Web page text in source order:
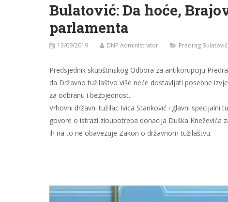
Bulatović: Da hoće,
parlamenta
13/09/2019 DNP Administrator Predrag Bulatović
Predsjednik skupštinskog Odbora za antikorupciju
da Državno tužilaštvo više neće dostavljati posebne
za odbranu i bezbjednost.
Vrhovni državni tužilac Ivica Stanković i glavni
govore o istrazi zloupotreba donacija Duška Kneževića
ih na to ne obavezuje Zakon o državnom tužilaštvu.